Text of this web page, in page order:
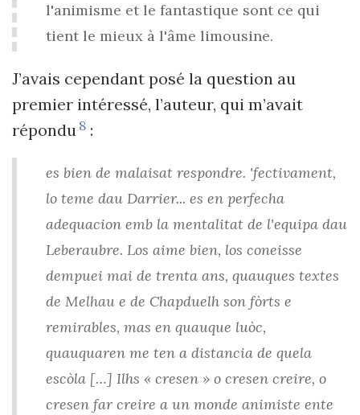
l'animisme et le fantastique sont ce qui
tient le mieux à l'âme limousine.
J’avais cependant posé la question au
premier intéressé, l’auteur, qui m’avait
répondu 8 :
es bien de malaisat respondre. 'fectivament,
lo teme dau Darrier... es en perfecha
adequacion emb la mentalitat de l'equipa dau
Leberaubre. Los aime bien, los coneisse
dempuei mai de trenta ans, quauques textes
de Melhau e de Chapduelh son fòrts e
remirables, mas en quauque luòc,
quauquaren me ten a distancia de quela
escòla […] Ilhs « cresen » o cresen creire, o
cresen far creire a un monde animiste ente